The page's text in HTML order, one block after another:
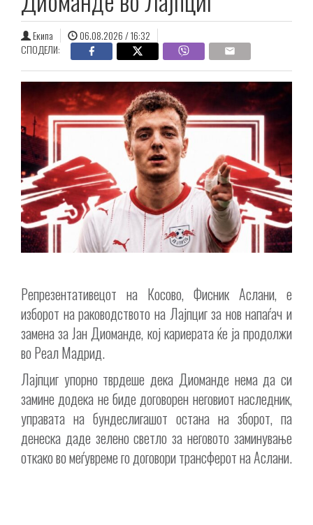
Екипа
06.08.2026 / 16:32
СПОДЕЛИ:
Репрезентативецот на Косово, Фисник Аслани, е
изборот на раководството на Лајпциг за нов напаѓач и
замена за Јан Диоманде, кој кариерата ќе ја продолжи
во Реал Мадрид.
Лајпциг упорно тврдеше дека Диоманде нема да си
замине додека не биде договорен неговиот наследник,
управата на бундеслигашот остана на зборот, па
денеска даде зелено светло за неговото заминување
откако во меѓувреме го договори трансферот на Аслани.